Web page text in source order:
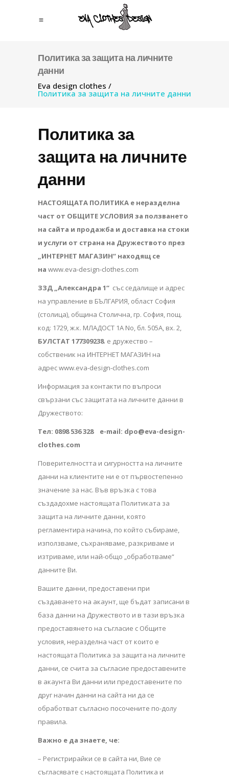
Политика за защита на личните
данни
Eva design clothes /
Политика за защита на личните данни
Политика за
защита на личните
данни
НАСТОЯЩАТА ПОЛИТИКА е неразделна
част от ОБЩИТЕ УСЛОВИЯ за ползването
на сайта и продажба и доставка на стоки
и услуги от страна на Дружеството през
„ИНТЕРНЕТ МАГАЗИН“ находящ се
на www.eva-design-clothes.com
ЗЗД „Александра 1“ със седалище и адрес
на управление в БЪЛГАРИЯ, област София
(столица), община Столична, гр. София, пощ.
код: 1729, ж.к. МЛАДОСТ 1А No, бл. 505А, вх. 2,
БУЛСТАТ 177309238. е дружество –
собственик на ИНТЕРНЕТ МАГАЗИН на
адресwww.eva-design-clothes.com
Информация за контакти по въпроси
свързани със защитата на личните данни в
Дружеството:
Тел: 0898 536 328 e-mail: dpo@eva-design-
clothes.com
Поверителността и сигурността на личните
данни на клиентите ни е от първостепенно
значение за нас. Във връзка с това
създадохме настоящата Политиката за
защита на личните данни, която
регламентира начина, по който събираме,
използваме, съхраняваме, разкриваме и
изтриваме, или най-общо „обработваме“
данните Ви.
Вашите данни, предоставени при
създаването на акаунт, ще бъдат записани в
база данни на Дружеството и в тази връзка
предоставянето на съгласие с Общите
условия, неразделна част от които е
настоящата Политика за защита на личните
данни, се счита за съгласие предоставените
в акаунта Ви данни или предоставените по
друг начин данни на сайта ни да се
обработват съгласно посочените по-долу
правила.
Важно е да знаете, че:
– Регистрирайки се в сайта ни, Вие се
съгласявате с настоящата Политика и